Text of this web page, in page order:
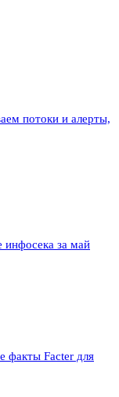
потоки и алерты,
за май
факты Facter для